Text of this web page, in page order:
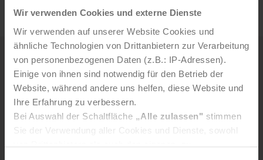
Wir verwenden Cookies und externe Dienste
Wir verwenden auf unserer Website Cookies und
ähnliche Technologien von Drittanbietern zur Verarbeitung
von personenbezogenen Daten (z.B.: IP-Adressen).
Einige von ihnen sind notwendig für den Betrieb der
Website, während andere uns helfen, diese Website und
Ihre Erfahrung zu verbessern.
Bei Auswahl der Schaltfläche „Alle zulassen" stimmen
Sie der Verwendung aller Cookies und Dienste, sowohl
von Drittanbietern als auch den eigenen, zu.
Weitere News
5. AUGUST 2026
Mürztaler Sauber­macher bleibt